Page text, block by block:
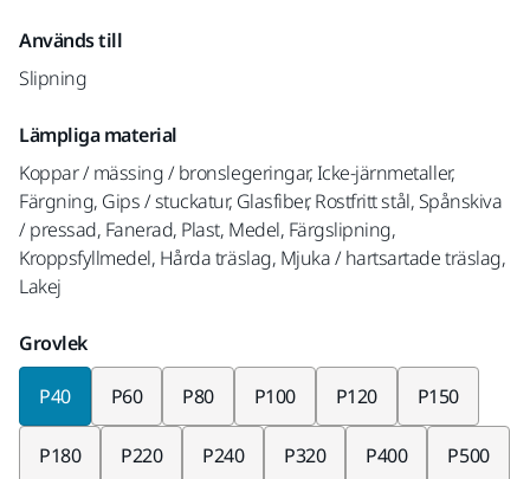
Används till
Slipning
Lämpliga material
Koppar / mässing / bronslegeringar, Icke-järnmetaller,
Färgning, Gips / stuckatur, Glasfiber, Rostfritt stål, Spånskiva
/ pressad, Fanerad, Plast, Medel, Färgslipning,
Kroppsfyllmedel, Hårda träslag, Mjuka / hartsartade träslag,
Lakej
Grovlek
P40 P60 P80 P100 P120 P150
P180 P220 P240 P320 P400 P500